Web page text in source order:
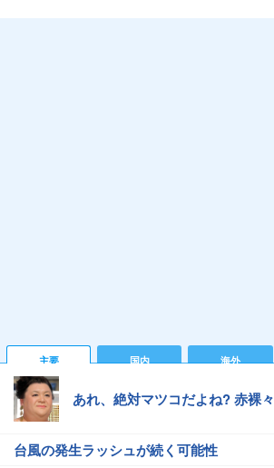
主要 国内 海外
あれ、絶対マツコだよね? 赤裸々
台風の発生ラッシュが続く可能性